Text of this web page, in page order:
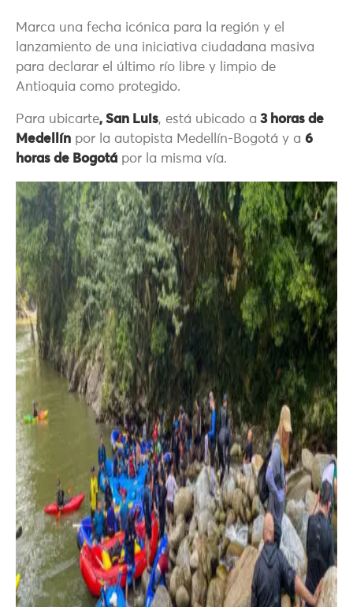
Marca una fecha icónica para la región y el
lanzamiento de una iniciativa ciudadana masiva
para declarar el último río libre y limpio de
Antioquia como protegido.
Para ubicarte, San Luis, está ubicado a 3 horas de
Medellín por la autopista Medellín-Bogotá y a 6
horas de Bogotá por la misma vía.